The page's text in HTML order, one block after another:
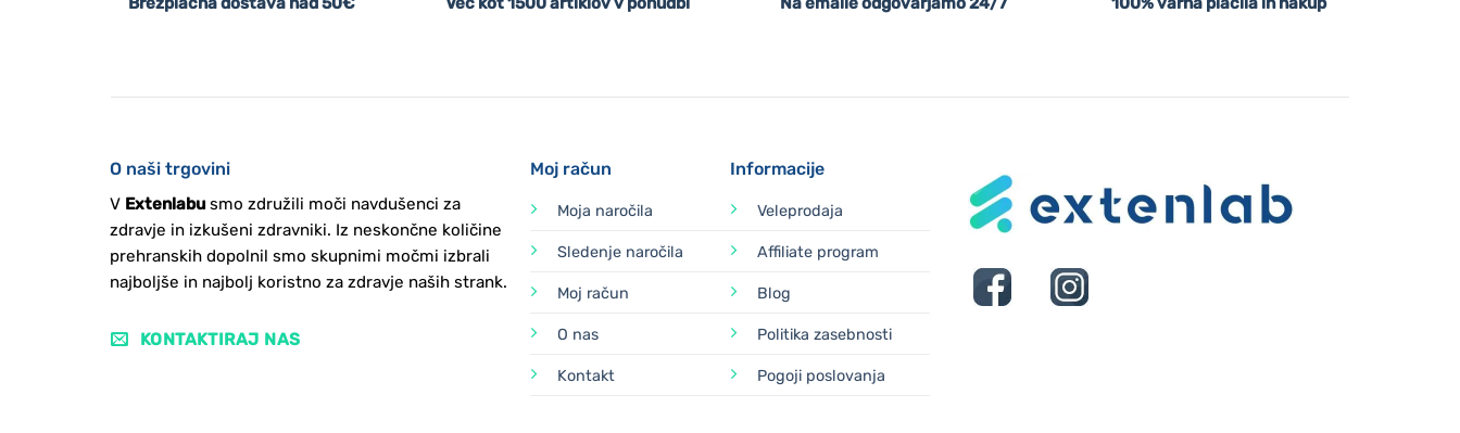
O naši trgovini
V Extenlabusmo združili moči navdušenci za
zdravje in izkušeni zdravniki. Iz neskončne količine
prehranskih dopolnil smo skupnimi močmi izbrali
najboljše in najbolj koristno za zdravje naših strank.
KONTAKTIRAJ NAS
Moj račun
Moja naročila
Sledenje naročila
Moj račun
O nas
Kontakt
Informacije
Veleprodaja
Affiliate program
Blog
Politika zasebnosti
Pogoji poslovanja